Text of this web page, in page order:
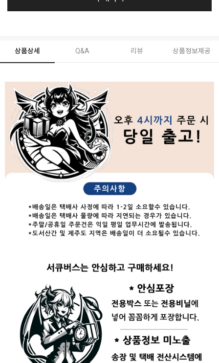
상품상세 Q&A 리뷰 상품정보제공